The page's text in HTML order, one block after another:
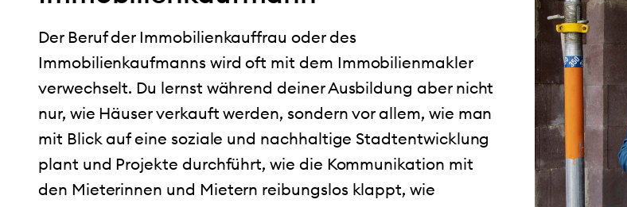
Der Beruf der Immobilienkauffrau oder des
Immobilienkaufmanns wird oft mit dem Immobilienmakler
verwechselt. Du lernst während deiner Ausbildung aber nicht
nur, wie Häuser verkauft werden, sondern vor allem, wie man
mit Blick auf eine soziale und nachhaltige Stadtentwicklung
plant und Projekte durchführt, wie die Kommunikation mit
den Mieterinnen und Mietern reibungslos klappt, wie